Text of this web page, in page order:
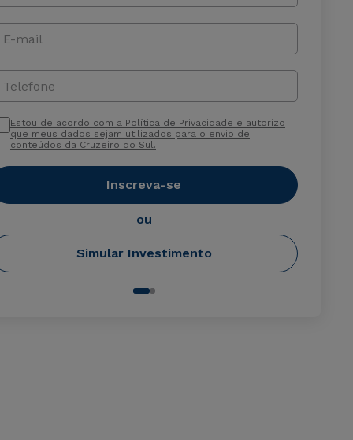
E-mail
Telefone
Estou de acordo com a Política de Privacidade e autorizo
que meus dados sejam utilizados para o envio de
conteúdos da Cruzeiro do Sul.
Inscreva-se
ou
Simular Investimento